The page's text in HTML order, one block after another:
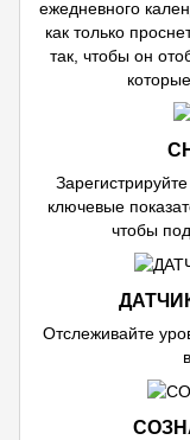
ежедневного
как только
так, чтобы он
ключевые
чтобы
Отслеживайте